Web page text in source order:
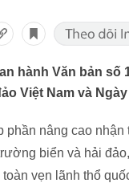
hành Văn bản
Việt Nam và
phần nâng cao
biển và hải
toàn vẹn lãnh thổ